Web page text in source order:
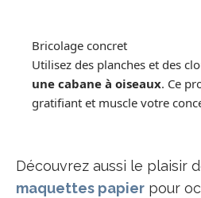
Bricolage concret
Utilisez des planches et des
une cabane à oiseaux. Ce
gratifiant et muscle votre
Découvrez aussi le plaisir
maquettes papier pour